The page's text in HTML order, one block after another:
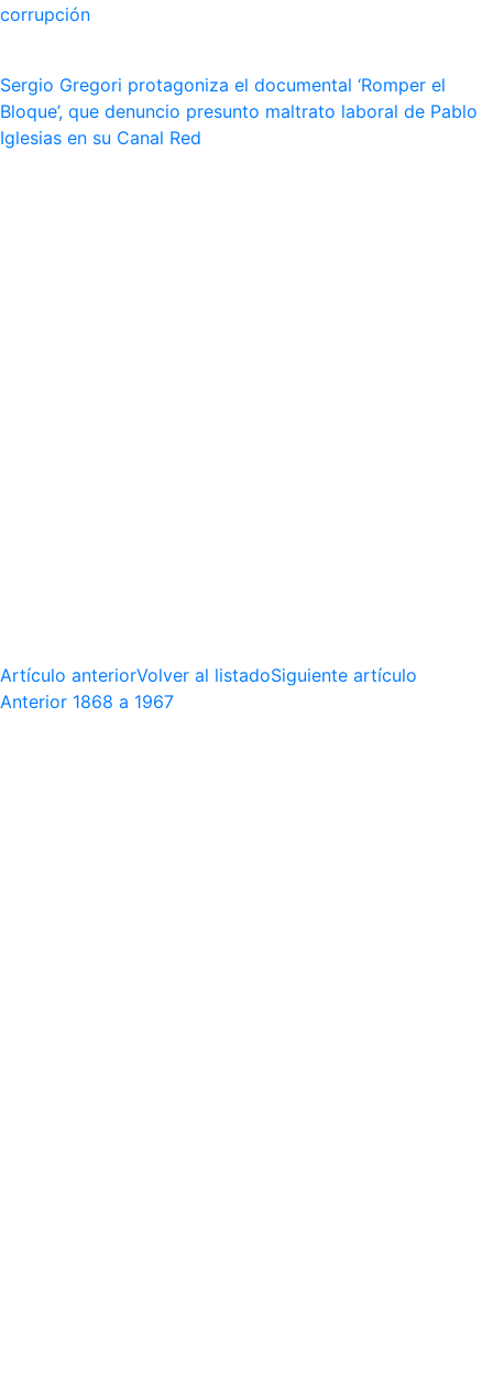
corrupción
Sergio Gregori protagoniza el documental ‘Romper el
Bloque’, que denuncio presunto maltrato laboral de Pablo
Iglesias en su Canal Red
Artículo anteriorVolver al listadoSiguiente artículo
Anterior 1868 a 1967